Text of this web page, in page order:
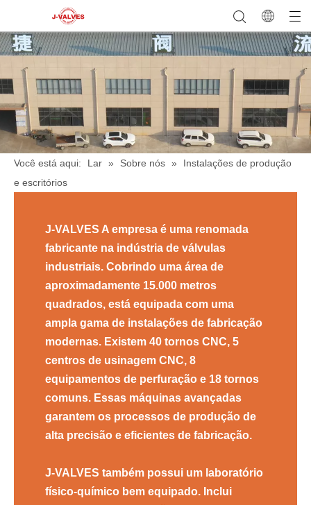
Você está aqui: Lar » Sobre nós »
Instalações de produção
e escritórios
J-VALVES A empresa é uma renomada
fabricante na indústria de válvulas
industriais. Cobrindo uma área de
aproximadamente 15.000 metros
quadrados, está equipada com uma
ampla gama de instalações de fabricação
modernas. Existem 40 tornos CNC, 5
centros de usinagem CNC, 8
equipamentos de perfuração e 18 tornos
comuns. Essas máquinas avançadas
garantem os processos de produção de
alta precisão e eficientes de fabricação.
J-VALVES também possui um laboratório
físico-químico bem equipado. Inclui